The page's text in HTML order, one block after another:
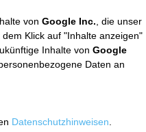
von Google Inc. , die unser
Klick auf "Inhalte anzeigen"
Inhalte von Google
Daten an
Datenschutzhinweisen